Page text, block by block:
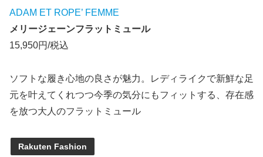
ADAM ET ROPE’ FEMME
メリージェーンフラットミュール
15,950円/税込
ソフトな履き心地の良さが魅力。レディライクで新鮮な足
元を叶えてくれつつ今季の気分にもフィットする、存在感
を放つ大人のフラットミュール
Rakuten Fashion